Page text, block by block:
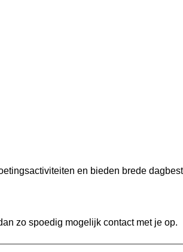
en bieden brede
zo spoedig mogelijk contact met je op.